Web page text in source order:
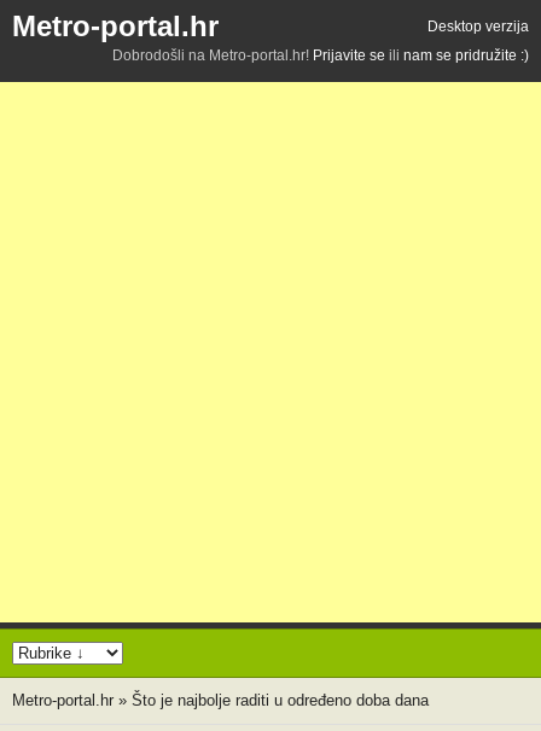
Metro-portal.hr
Desktop verzija
Dobrodošli na Metro-portal.hr! Prijavite se ili nam se pridružite :)
Metro-portal.hr » Što je najbolje raditi u određeno doba dana